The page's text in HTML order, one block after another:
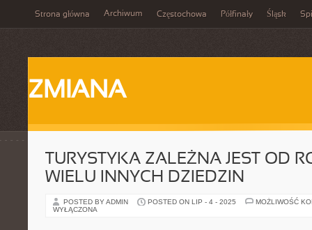
Strona główna Archiwum Częstochowa Półfinały Śląsk
ZMIANA
TURYSTYKA ZALEŻNA JEST OD
WIELU INNYCH DZIEDZIN
POSTED BY ADMIN POSTED ON LIP - 4 - 2025
MOŻLIWOŚĆ
WYŁĄCZONA